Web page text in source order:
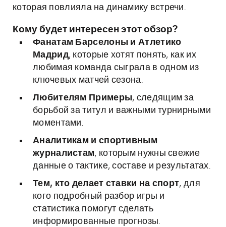
которая повлияла на динамику встречи.
Кому будет интересен этот обзор?
Фанатам Барселоны и Атлетико
Мадрид, которые хотят понять, как их
любимая команда сыграла в одном из
ключевых матчей сезона.
Любителям Примеры, следящим за
борьбой за титул и важными турнирными
моментами.
Аналитикам и спортивным
журналистам, которым нужны свежие
данные о тактике, составе и результатах.
Тем, кто делает ставки на спорт, для
кого подробный разбор игры и
статистика помогут сделать
информированные прогнозы.